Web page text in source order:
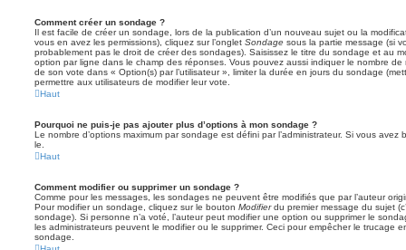
Comment créer un sondage ?
Il est facile de créer un sondage, lors de la publication d’un nouveau sujet ou la
vous en avez les permissions), cliquez sur l’onglet Sondage sous la partie message (si
probablement pas le droit de créer des sondages). Saisissez le titre du sondage et au
option par ligne dans le champ des réponses. Vous pouvez aussi indiquer le nombre de
de son vote dans « Option(s) par l’utilisateur », limiter la durée en jours du sondage
permettre aux utilisateurs de modifier leur vote.
Haut
Pourquoi ne puis-je pas ajouter plus d’options à mon sondage ?
Le nombre d’options maximum par sondage est défini par l’administrateur. Si vous avez
le.
Haut
Comment modifier ou supprimer un sondage ?
Comme pour les messages, les sondages ne peuvent être modifiés que par l’auteur
Pour modifier un sondage, cliquez sur le bouton Modifierdu premier message du sujet
sondage). Si personne n’a voté, l’auteur peut modifier une option ou supprimer le
les administrateurs peuvent le modifier ou le supprimer. Ceci pour empêcher le trucage
sondage.